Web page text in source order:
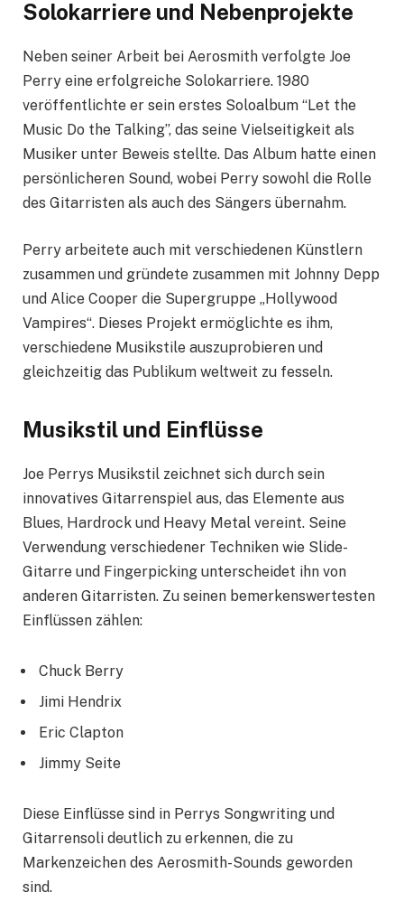
Solokarriere und Nebenprojekte
Neben seiner Arbeit bei Aerosmith verfolgte Joe
Perry eine erfolgreiche Solokarriere. 1980
veröffentlichte er sein erstes Soloalbum “Let the
Music Do the Talking”, das seine Vielseitigkeit als
Musiker unter Beweis stellte. Das Album hatte einen
persönlicheren Sound, wobei Perry sowohl die Rolle
des Gitarristen als auch des Sängers übernahm.
Perry arbeitete auch mit verschiedenen Künstlern
zusammen und gründete zusammen mit Johnny Depp
und Alice Cooper die Supergruppe „Hollywood
Vampires“. Dieses Projekt ermöglichte es ihm,
verschiedene Musikstile auszuprobieren und
gleichzeitig das Publikum weltweit zu fesseln.
Musikstil und Einflüsse
Joe Perrys Musikstil zeichnet sich durch sein
innovatives Gitarrenspiel aus, das Elemente aus
Blues, Hardrock und Heavy Metal vereint. Seine
Verwendung verschiedener Techniken wie Slide-
Gitarre und Fingerpicking unterscheidet ihn von
anderen Gitarristen. Zu seinen bemerkenswertesten
Einflüssen zählen:
Chuck Berry
Jimi Hendrix
Eric Clapton
Jimmy Seite
Diese Einflüsse sind in Perrys Songwriting und
Gitarrensoli deutlich zu erkennen, die zu
Markenzeichen des Aerosmith-Sounds geworden
sind.